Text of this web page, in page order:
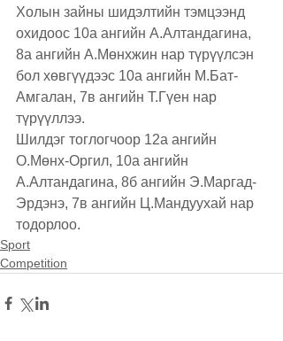
Холын зайны шидэлтийн тэмцээнд
охидоос 10а ангийн А.Алтандагина,
8а ангийн А.Мөнхжин нар түрүүлсэн
бол хөвгүүдээс 10а ангийн М.Бат-
Амгалан, 7в ангийн Т.Гүен нар
түрүүллээ.
Шилдэг тоглогчоор 12а ангийн
О.Мөнх-Оргил, 10а ангийн
А.Алтандагина, 8б ангийн Э.Маргад-
Эрдэнэ, 7в ангийн Ц.Мандуухай нар
тодорлоо.
Sport
Competition